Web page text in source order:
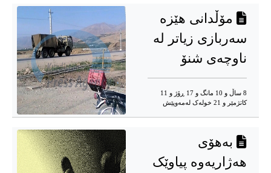
مۆڵدانی هێزە
سەربازی زیاتر لە
ناوچەی شنۆ
8 ساڵ و 10 مانگ و 17 ڕۆژ و 11
کاتژمێر و 21 خوله‌ک له‌مه‌وپێش‌
بەهۆی
هەژاریەوە پیاوێک